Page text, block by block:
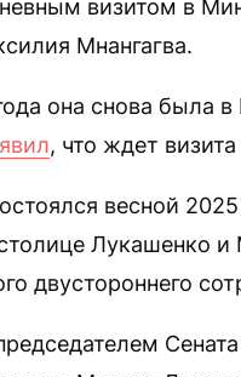
визитом в
Мнангагва.
она снова была в
, что ждет
весной
Лукашенко и
двустороннего